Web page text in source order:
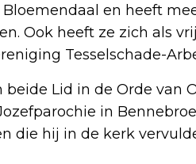
en heeft
Ook heeft ze zich als
Tesselschade-
beide Lid in de Orde van
in
die hij in de kerk